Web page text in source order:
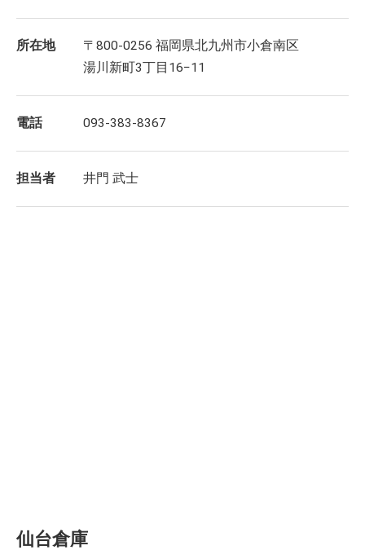
所在地
〒800-0256 福岡県北九州市小倉南区
湯川新町3丁目16−11
電話 093-383-8367
担当者 井門 武士
仙台倉庫